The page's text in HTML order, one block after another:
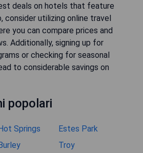
deals on hotels that feature
consider utilizing online travel
you can compare prices and
Additionally, signing up for
or checking for seasonal
to considerable savings on
popolari
Springs
Estes Park
Troy